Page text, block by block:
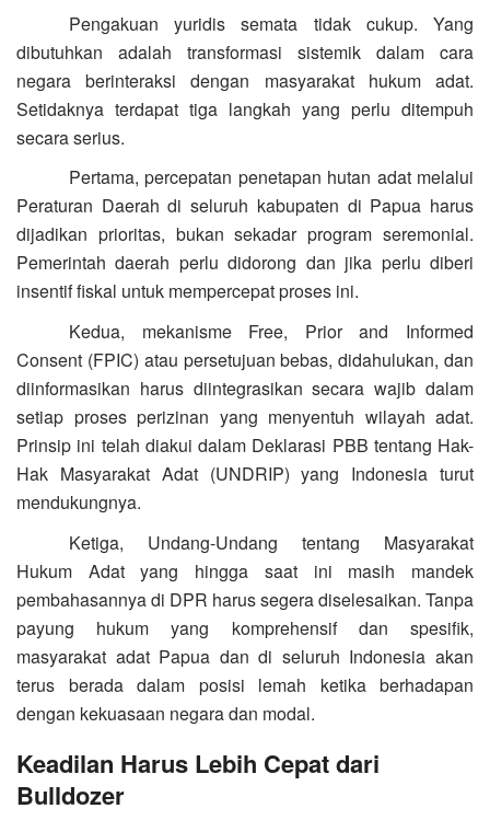
Pengakuan yuridis semata tidak cukup. Yang
dibutuhkan adalah transformasi sistemik dalam cara
negara berinteraksi dengan masyarakat hukum adat.
Setidaknya terdapat tiga langkah yang perlu ditempuh
secara serius.
Pertama, percepatan penetapan hutan adat melalui
Peraturan Daerah di seluruh kabupaten di Papua harus
dijadikan prioritas, bukan sekadar program seremonial.
Pemerintah daerah perlu didorong dan jika perlu diberi
insentif fiskal untuk mempercepat proses ini.
Kedua, mekanisme Free, Prior and Informed
Consent (FPIC) atau persetujuan bebas, didahulukan, dan
diinformasikan harus diintegrasikan secara wajib dalam
setiap proses perizinan yang menyentuh wilayah adat.
Prinsip ini telah diakui dalam Deklarasi PBB tentang Hak-
Hak Masyarakat Adat (UNDRIP) yang Indonesia turut
mendukungnya.
Ketiga, Undang-Undang tentang Masyarakat
Hukum Adat yang hingga saat ini masih mandek
pembahasannya di DPR harus segera diselesaikan. Tanpa
payung hukum yang komprehensif dan spesifik,
masyarakat adat Papua dan di seluruh Indonesia akan
terus berada dalam posisi lemah ketika berhadapan
dengan kekuasaan negara dan modal.
Keadilan Harus Lebih Cepat dari
Bulldozer